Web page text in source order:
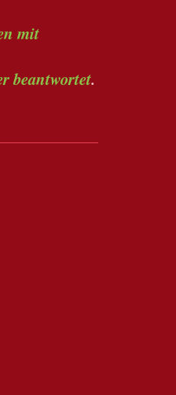
mit
beantwortet.